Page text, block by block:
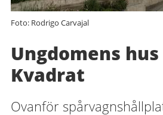
Foto: Rodrigo Carvajal
Ungdomens hus
Kvadrat
Ovanför